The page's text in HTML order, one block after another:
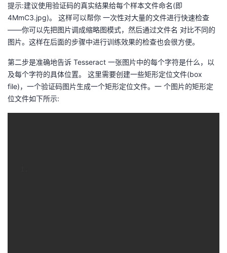
提示:建议使用验证码的真实结果给每个样本文件命名(即
4MmC3.jpg)。 这样可以帮你 一次性对大量的文件进行快速检查
——你可以先把图片调成缩略图模式，然后通过文件名 对比不同的
图片。这样在后面的步骤中进行训练效果的检查也会很方便。
第二步是准确地告诉 Tesseract 一张图片中的每个字符是什么，以
及每个字符的具体位置。 这里需要创建一些矩形定位文件(box
file)，一个验证码图片生成一个矩形定位文件。一 个图片的矩形定
位文件如下所示: